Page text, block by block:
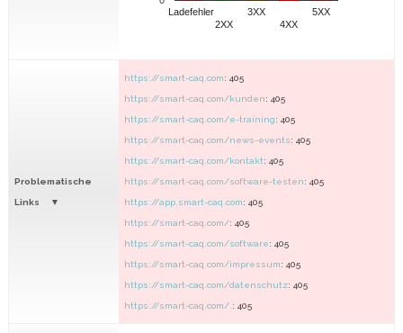
Ladefehler
2XX
3XX
4XX
5XX
Problematische
Links
https://smart-caq.com: 405
https://smart-caq.com/kunden: 405
https://smart-caq.com/e-training: 405
https://smart-caq.com/news-events: 405
https://smart-caq.com/kontakt: 405
https://smart-caq.com/software-testen: 405
https://app.smart-caq.com: 405
https://smart-caq.com/: 405
https://smart-caq.com/software: 405
https://smart-caq.com/impressum: 405
https://smart-caq.com/datenschutz: 405
https://smart-caq.com/. : 405